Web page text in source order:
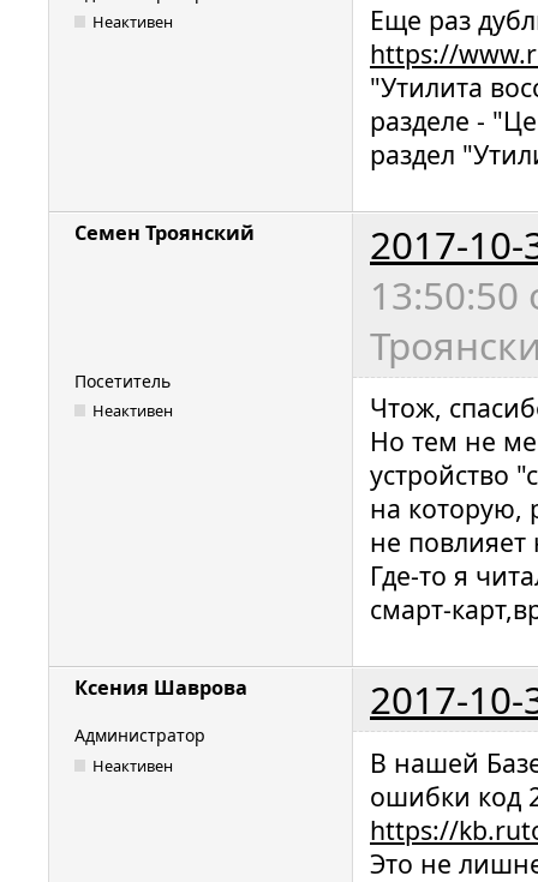
Неактивен
Еще раз
https://
"Утилита
разделе -
раздел
Семен Троянский
2017-10-
Посетитель
Неактивен
Чтож,
Но тем не
устройство
на которую,
не повлияет
Где-то я
смарт-
Ксения Шаврова 2017-10-
Администратор
Неактивен
В нашей
ошибки код
https://
Это не